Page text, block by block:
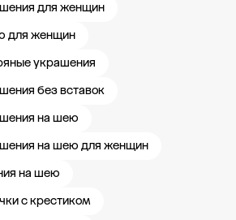
для женщин
для женщин
украшения
без вставок
на шею
на шею для женщин
на шею
с крестиком